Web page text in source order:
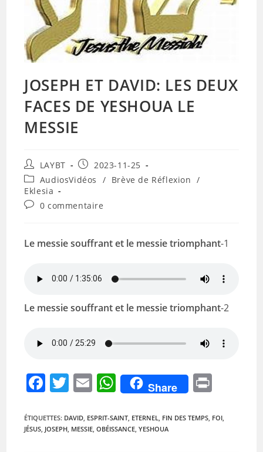
JOSEPH ET DAVID: LES DEUX
FACES DE YESHOUA LE
MESSIE
Auteur/autrice
de
la
publication :
LAYBT
Publication
publiée :
2023-11-25
Post
category:
AudiosVidéos / Brève de Réflexion /
Eklesia
Commentaires
publication :
0 commentaire
Le messie souffrant et le messie triomphant-1
Le messie souffrant et le messie triomphant-2
F
c
e
T
itt
er
E
ai
l
W
h
at
s
Share
t
ÉTIQUETTES: DAVID ESPRIT-SAINT ETERNEL FIN DES TEMPS FOI
JÉSUS JOSEPH MESSIE OBÉISSANCE YESHOUA